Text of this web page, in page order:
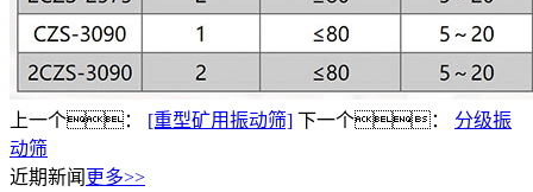
上一个： [重型矿用振动筛] 下一个： 分级振
动筛
近期新闻 更多>>